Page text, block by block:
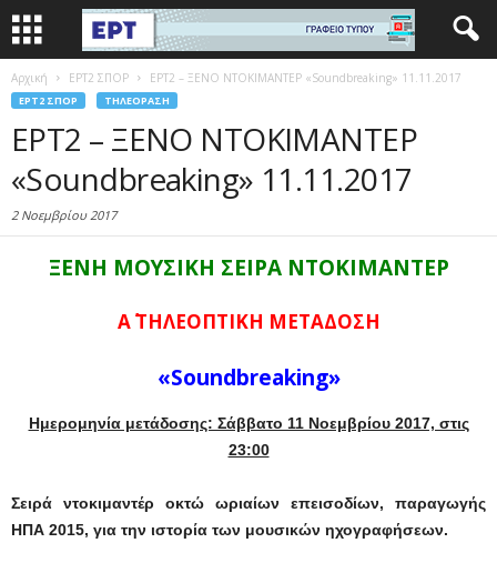
Αρχική EΡΤ2 ΣΠΟΡ ΕΡΤ2 – ΞΕΝΟ ΝΤΟΚΙΜΑΝΤΕΡ «Soundbreaking» 11.11.2017
EΡΤ2 ΣΠΟΡ ΤΗΛΕΌΡΑΣΗ
ΕΡΤ2 – ΞΕΝΟ ΝΤΟΚΙΜΑΝΤΕΡ
«Soundbreaking» 11.11.2017
2 Νοεμβρίου 2017
ΞΕΝΗ ΜΟΥΣΙΚΗ ΣΕΙΡΑ ΝΤΟΚΙΜΑΝΤΕΡ
A΄ ΤΗΛΕΟΠΤΙΚΗ ΜΕΤΑΔΟΣΗ
«Soundbreaking»
Ημερομηνία μετάδοσης: Σάββατο 11 Νοεμβρίου 2017, στις
23:00
Σειρά ντοκιμαντέρ οκτώ ωριαίων επεισοδίων, παραγωγής
ΗΠΑ 2015, για την ιστορία των μουσικών ηχογραφήσεων.